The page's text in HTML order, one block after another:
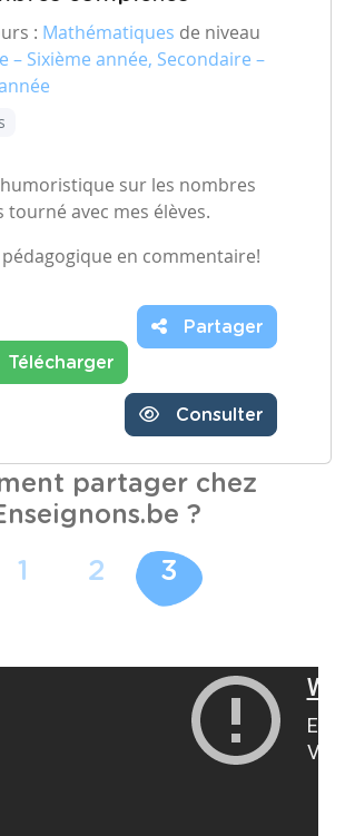
: Mathématiques de niveau
– Sixième année, Secondaire –
sur les nombres
tourné avec mes élèves.
en commentaire!
Télécharger
Partager
Consulter
partager chez
?
1 2 3